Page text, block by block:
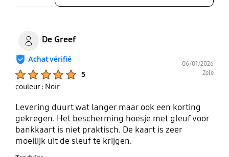
De Greef
Achat vérifié
5
06/01/2026
Zele
couleur : Noir
Levering duurt wat langer maar ook een korting
gekregen. Het bescherming hoesje met gleuf voor
bankkaart is niet praktisch. De kaart is zeer
moeilijk uit de sleuf te krijgen.